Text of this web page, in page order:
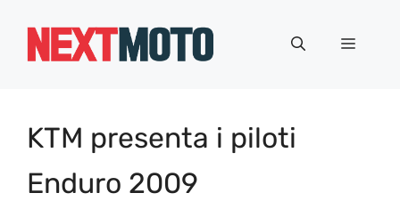
Menu
KTM presenta i piloti
Enduro 2009